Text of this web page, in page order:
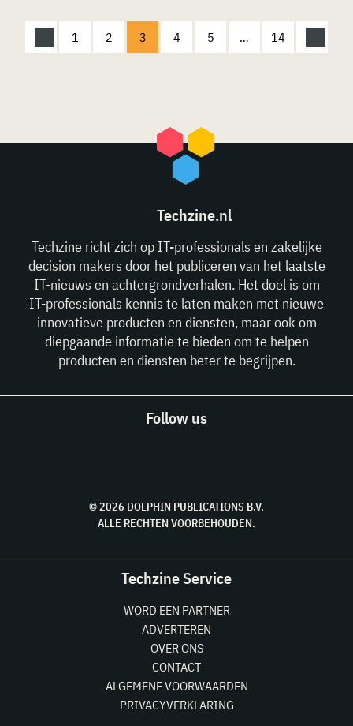
1 2 3 4 5 … 14
Techzine.nl
Techzine richt zich op IT-professionals en zakelijke
decision makers door het publiceren van het laatste
IT-nieuws en achtergrondverhalen. Het doel is om
IT-professionals kennis te laten maken met nieuwe
innovatieve producten en diensten, maar ook om
diepgaande informatie te bieden om te helpen
producten en diensten beter te begrijpen.
Follow us
© 2026 DOLPHIN PUBLICATIONS B.V.
ALLE RECHTEN VOORBEHOUDEN.
Techzine Service
WORD EEN PARTNER
ADVERTEREN
OVER ONS
CONTACT
ALGEMENE VOORWAARDEN
PRIVACYVERKLARING